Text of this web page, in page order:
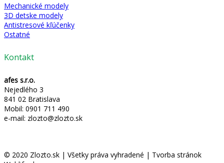
Mechanické modely
3D detske modely
Antistresové kľúčenky
Ostatné
Kontakt
afes s.r.o.
Nejedlého 3
841 02 Bratislava
Mobil: 0901 711 490
e-mail: zlozto@zlozto.sk
© 2020 Zlozto.sk | Všetky práva vyhradené | Tvorba stránok